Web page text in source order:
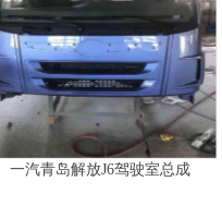
一汽青岛解放J6驾驶室总成